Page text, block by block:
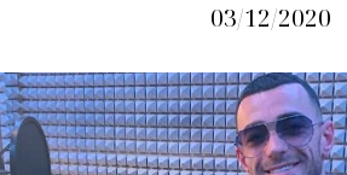
03/12/2020